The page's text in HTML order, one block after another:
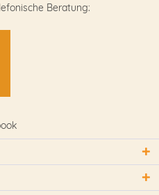
Beratung: